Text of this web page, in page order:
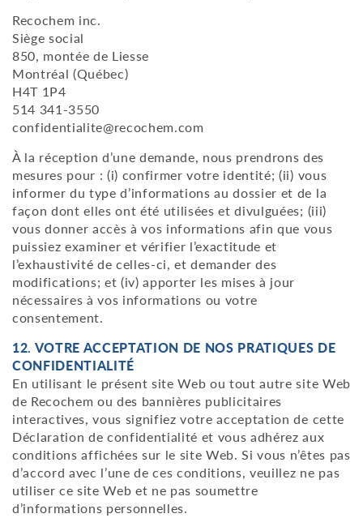
Recochem inc.
Siège social
850, montée de Liesse
Montréal (Québec)
H4T 1P4
514 341-3550
confidentialite@recochem.com
À la réception d’une demande, nous prendrons des
mesures pour : (i) confirmer votre identité; (ii) vous
informer du type d’informations au dossier et de la
façon dont elles ont été utilisées et divulguées; (iii)
vous donner accès à vos informations afin que vous
puissiez examiner et vérifier l’exactitude et
l’exhaustivité de celles-ci, et demander des
modifications; et (iv) apporter les mises à jour
nécessaires à vos informations ou votre
consentement.
12. VOTRE ACCEPTATION DE NOS PRATIQUES DE
CONFIDENTIALITÉ
En utilisant le présent site Web ou tout autre site Web
de Recochem ou des bannières publicitaires
interactives, vous signifiez votre acceptation de cette
Déclaration de confidentialité et vous adhérez aux
conditions affichées sur le site Web. Si vous n’êtes pas
d’accord avec l’une de ces conditions, veuillez ne pas
utiliser ce site Web et ne pas soumettre
d’informations personnelles.